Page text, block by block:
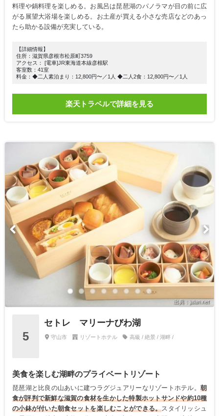
料理や鍋料理を楽しめる。お風呂は琵琶湖のパノラマが目の前に広
がる展望大浴場を楽しめる。お土産が買える小さな売店などのあっ
たら助かる設備が充実している。
【詳細情報】
住所：滋賀県彦根市松原町3759
アクセス： [電車]JR東海道本線彦根駅
客室数：41室
料金：◆二人素泊まり：12,800円〜／1人 ◆二人2食：12,800円〜／1人
楽天トラベルで詳細を見る
出典：jalan.net
5
セトレ マリーナびわ湖
守山市 リゾートホテル 高級 / 絶景 / 湖畔 /
美食を楽しむ湖畔のプライベートリゾート
琵琶湖と比良の山あいに建つラグジュアリーなリゾートホテル。朝
食が評判で新鮮な滋賀の食材を生かした特製ホットサンドや約10種
の小鉢が付いた朝食セットを楽しむことができる。スタイリッシュ